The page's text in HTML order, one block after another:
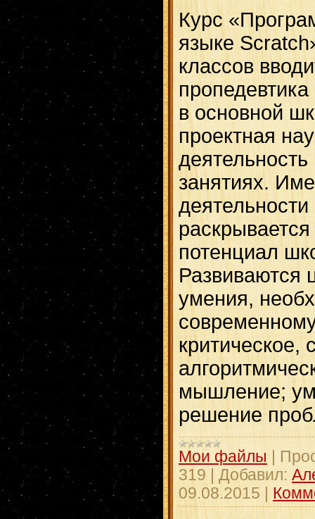
Курс
языке
классов
в основной
проектная
занятиях.
потенциал
Развиваются
умения,
критическое,
мышление;
решение
Мои файлы
319
Добавил:
09.08.2015